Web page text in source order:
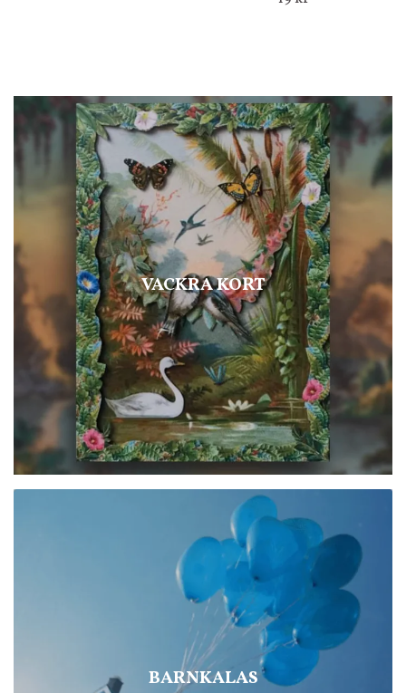
VACKRA KORT
BARNKALAS